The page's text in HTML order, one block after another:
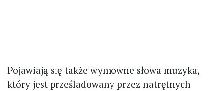
Pojawiają się także wymowne słowa muzyka,
który jest prześladowany przez natrętnych